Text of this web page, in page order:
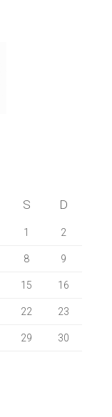
S D
1 2
8 9
15 16
22 23
29 30